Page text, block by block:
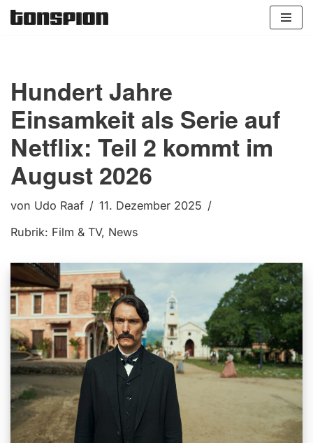
Hundert Jahre
Einsamkeit als Serie auf
Netflix: Teil 2 kommt im
August 2026
von Udo Raaf
11. Dezember 2025
Rubrik: Film & TV, News